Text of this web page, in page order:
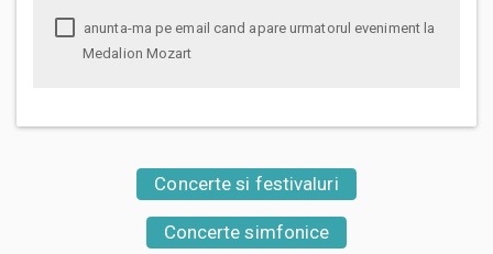
Medalion Mozart
Concerte si festivaluri
Concerte simfonice